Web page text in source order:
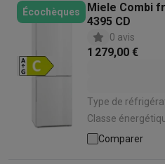
Écochèques
Miele Combi
4395 CD
0 avis
1 279,00 €
Type de
Classe énergétique: C | Capacité
Système de froid
Comparer